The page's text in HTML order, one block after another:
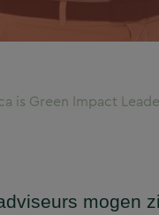
is Green Impact
mogen